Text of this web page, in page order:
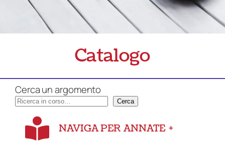
Catalogo
Cerca un argomento
Cerca
NAVIGA PER ANNATE +